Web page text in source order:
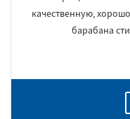
качественную,
барабана